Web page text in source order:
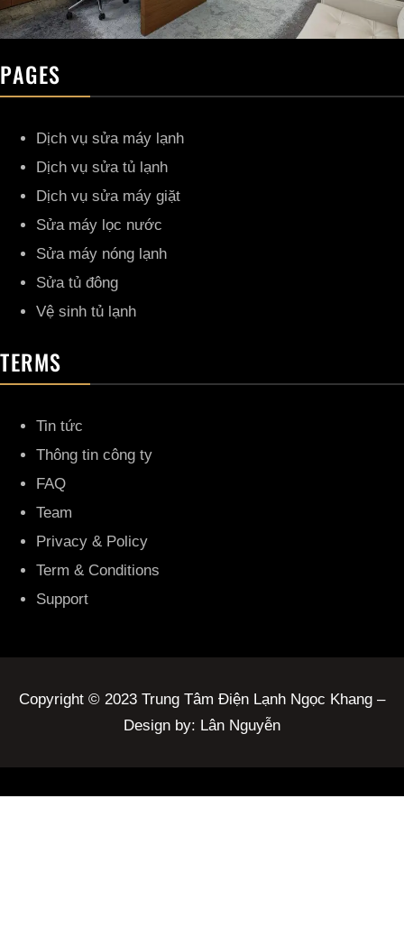
PAGES
Dịch vụ sửa máy lạnh
Dịch vụ sửa tủ lạnh
Dịch vụ sửa máy giặt
Sửa máy lọc nước
Sửa máy nóng lạnh
Sửa tủ đông
Vệ sinh tủ lạnh
TERMS
Tin tức
Thông tin công ty
FAQ
Team
Privacy & Policy
Term & Conditions
Support
Copyright © 2023 Trung Tâm Điện Lạnh Ngọc Khang –
Design by: Lân Nguyễn